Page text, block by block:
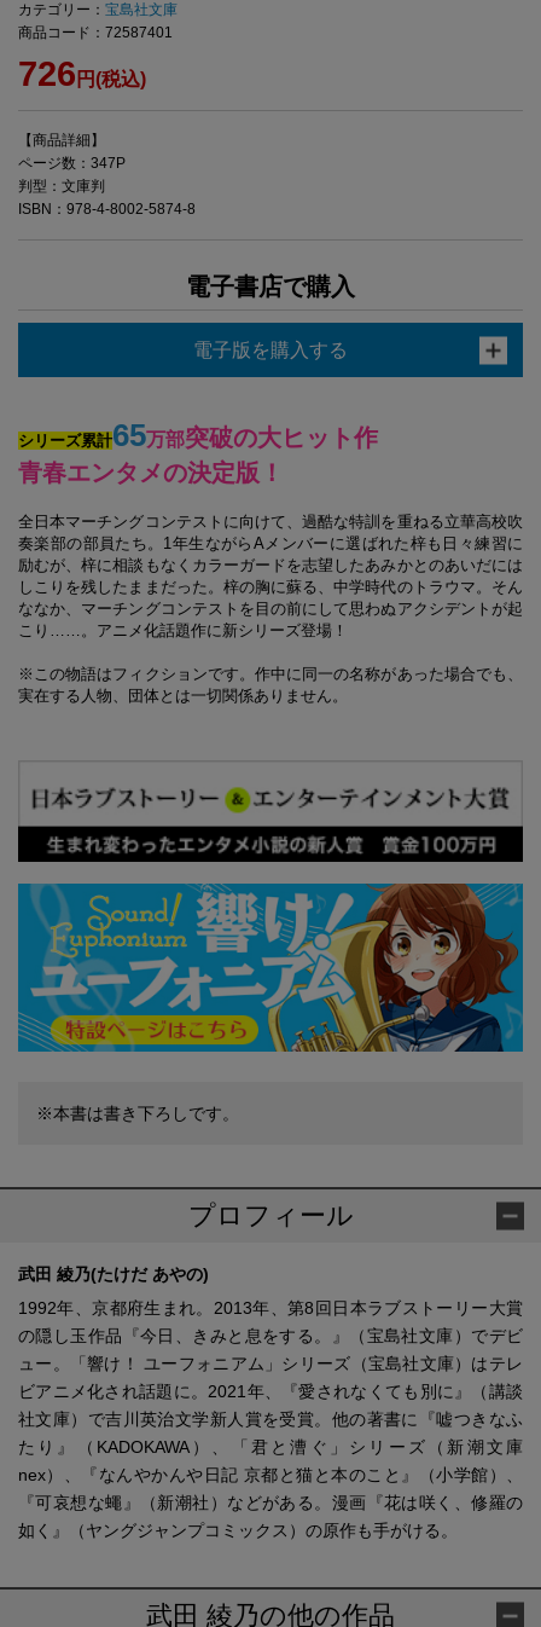
カテゴリー： 宝島社文庫
商品コード：72587401
726 円(税込)
【商品詳細】
ページ数：347P
判型：文庫判
ISBN：978-4-8002-5874-8
電子書店で購入
電子版を購入する
シリーズ累計65万部突破の大ヒット作
青春エンタメの決定版！
全日本マーチングコンテストに向けて、過酷な特訓を重ねる立華高校吹
奏楽部の部員たち。1年生ながらAメンバーに選ばれた梓も日々練習に
励むが、梓に相談もなくカラーガードを志望したあみかとのあいだには
しこりを残したままだった。梓の胸に蘇る、中学時代のトラウマ。そん
ななか、マーチングコンテストを目の前にして思わぬアクシデントが起
こり……。アニメ化話題作に新シリーズ登場！
※この物語はフィクションです。作中に同一の名称があった場合でも、
実在する人物、団体とは一切関係ありません。
※本書は書き下ろしです。
プロフィール
武田 綾乃(たけだ あやの)
1992年、京都府生まれ。2013年、第8回日本ラブストーリー大賞
の隠し玉作品『今日、きみと息をする。』（宝島社文庫）でデビ
ュー。「響け！ ユーフォニアム」シリーズ（宝島社文庫）はテレ
ビアニメ化され話題に。2021年、『愛されなくても別に』（講談
社文庫）で吉川英治文学新人賞を受賞。他の著書に『嘘つきなふ
たり』（KADOKAWA）、「君と漕ぐ」シリーズ（新潮文庫
nex）、『なんやかんや日記 京都と猫と本のこと』（小学館）、
『可哀想な蠅』（新潮社）などがある。漫画『花は咲く、修羅の
如く』（ヤングジャンプコミックス）の原作も手がける。
武田 綾乃の他の作品